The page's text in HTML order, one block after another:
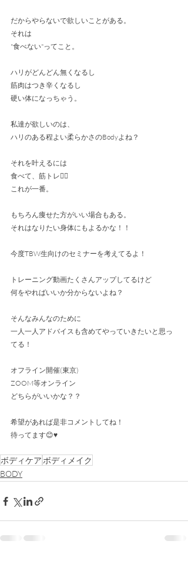
だからやらないで欲しいことがある。
それは
"食べない"ってこと。
ハリがどんどん無くなるし
筋肉はつき辛くなるし
硬い体になっちゃう。
私達が欲しいのは、
ハリのある程よい柔らかさのBodyよね？
それを叶えるには
食べて、筋トレ❤️‍🔥
これが一番。
もちろん痩せた方がいい場合もある。
それはなりたい身体にもよるかな！！
今度TBW生向けのセミナーを考えてるよ！
トレーニング動画たくさんアップしてるけど
何をやればいいか分からないよね？
そんなみんなのために
一人一人アドバイスも含めてやっていきたいと思っ
てる！
オフライン開催(東京)
ZOOM等オンライン
どちらがいいかな？？
希望があれば是非コメントしてね！
待ってます😊♥️
ボディケア ボディメイク
BODY